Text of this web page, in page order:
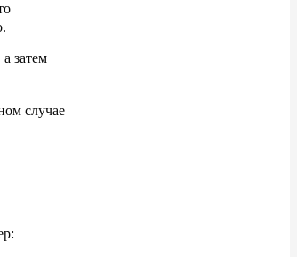
а затем
случае